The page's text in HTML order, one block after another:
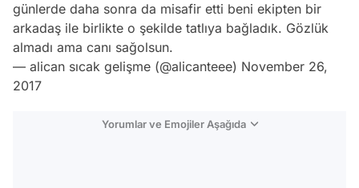
günlerde daha sonra da misafir etti beni ekipten bir
arkadaş ile birlikte o şekilde tatlıya bağladık. Gözlük
almadı ama canı sağolsun.
— alican sıcak gelişme (@alicanteee) November 26,
2017
Yorumlar ve Emojiler Aşağıda